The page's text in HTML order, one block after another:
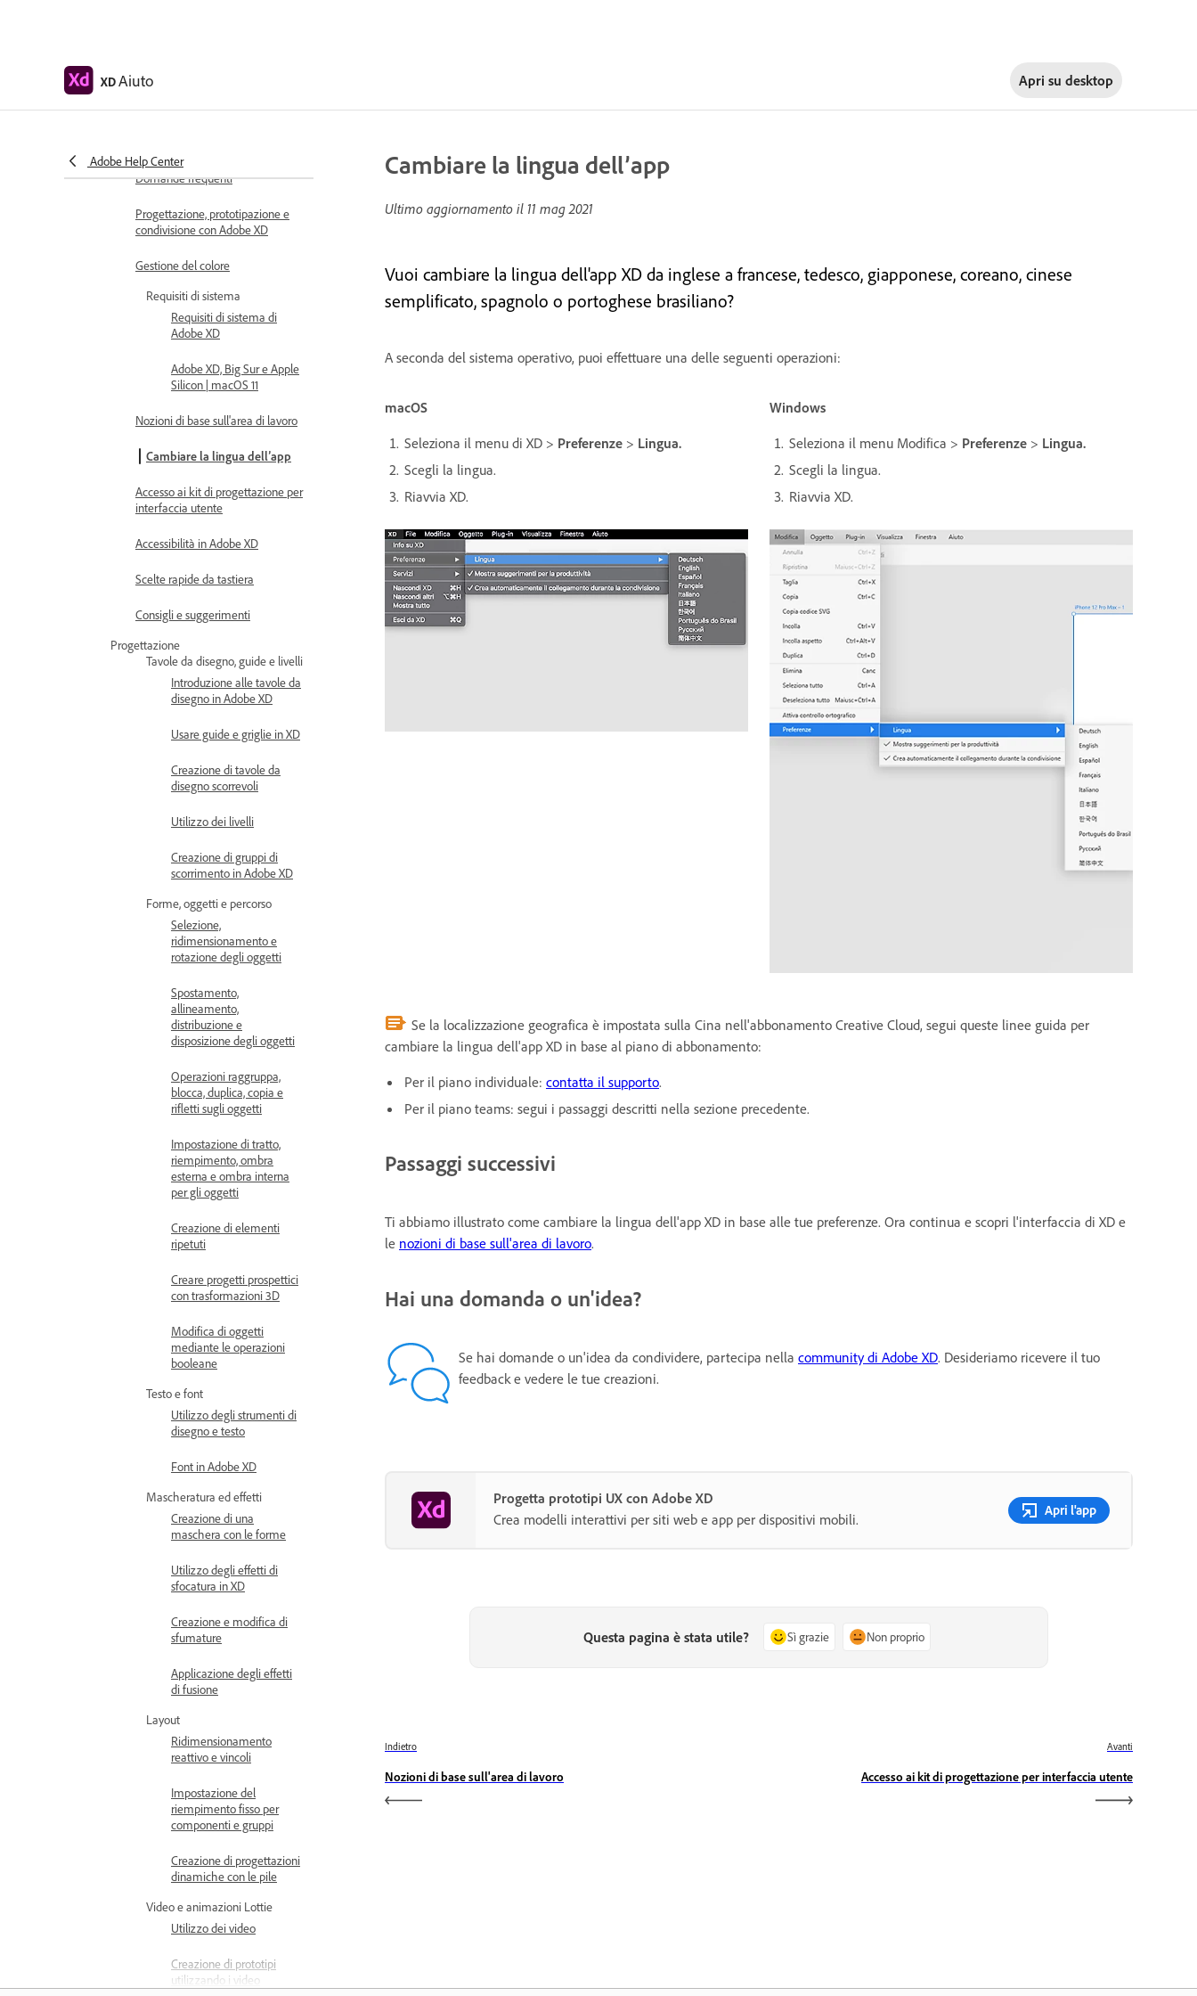
XDAiuto Apri su desktop
Adobe Help Center
Guida di Adobe XD
Domande frequenti
Progettazione, prototipazione e
condivisione con Adobe XD
Gestione del colore
Requisiti di sistema
Requisiti di sistema di
Adobe XD
Adobe XD, Big Sur e Apple
Silicon | macOS 11
Nozioni di base sull'area di lavoro
Cambiare la lingua dell’app
Accesso ai kit di progettazione per
interfaccia utente
Accessibilità in Adobe XD
Scelte rapide da tastiera
Consigli e suggerimenti
Progettazione
Tavole da disegno, guide e livelli
Introduzione alle tavole da
disegno in Adobe XD
Usare guide e griglie in XD
Creazione di tavole da
disegno scorrevoli
Utilizzo dei livelli
Creazione di gruppi di
scorrimento in Adobe XD
Forme, oggetti e percorso
Selezione,
ridimensionamento e
rotazione degli oggetti
Spostamento,
allineamento,
distribuzione e
disposizione degli oggetti
Operazioni raggruppa,
blocca, duplica, copia e
rifletti sugli oggetti
Impostazione di tratto,
riempimento, ombra
esterna e ombra interna
per gli oggetti
Creazione di elementi
ripetuti
Creare progetti prospettici
con trasformazioni 3D
Modifica di oggetti
mediante le operazioni
booleane
Testo e font
Utilizzo degli strumenti di
disegno e testo
Font in Adobe XD
Mascheratura ed effetti
Creazione di una
maschera con le forme
Utilizzo degli effetti di
sfocatura in XD
Creazione e modifica di
sfumature
Applicazione degli effetti
di fusione
Layout
Ridimensionamento
reattivo e vincoli
Impostazione del
riempimento fisso per
componenti e gruppi
Creazione di progettazioni
dinamiche con le pile
Video e animazioni Lottie
Utilizzo dei video
Creazione di prototipi
utilizzando i video
Cambiare la lingua dell’app
Ultimo aggiornamento il 11 mag 2021
Vuoi cambiare la lingua dell'app XD da inglese a francese, tedesco, giapponese, coreano, cinese
semplificato, spagnolo o portoghese brasiliano?
A seconda del sistema operativo, puoi effettuare una delle seguenti operazioni:
macOS
Seleziona il menu di XD > Preferenze > Lingua.
Scegli la lingua.
Riavvia XD.
Windows
Seleziona il menu Modifica > Preferenze > Lingua.
Scegli la lingua.
Riavvia XD.
Se la localizzazione geografica è impostata sulla Cina nell'abbonamento Creative Cloud, segui queste linee guida per
cambiare la lingua dell'app XD in base al piano di abbonamento:
Per il piano individuale: contatta il supporto.
Per il piano teams: segui i passaggi descritti nella sezione precedente.
Passaggi successivi
Ti abbiamo illustrato come cambiare la lingua dell'app XD in base alle tue preferenze. Ora continua e scopri l'interfaccia di XD e
le nozioni di base sull'area di lavoro.
Hai una domanda o un'idea?
Se hai domande o un'idea da condividere, partecipa nella community di Adobe XD. Desideriamo ricevere il tuo
feedback e vedere le tue creazioni.
Progetta prototipi UX con Adobe XD
Crea modelli interattivi per siti web e app per dispositivi mobili.
Apri l'app
Questa pagina è stata utile? Sì grazie Non proprio
Indietro
Nozioni di base sull'area di lavoro
Avanti
Accesso ai kit di progettazione per interfaccia utente